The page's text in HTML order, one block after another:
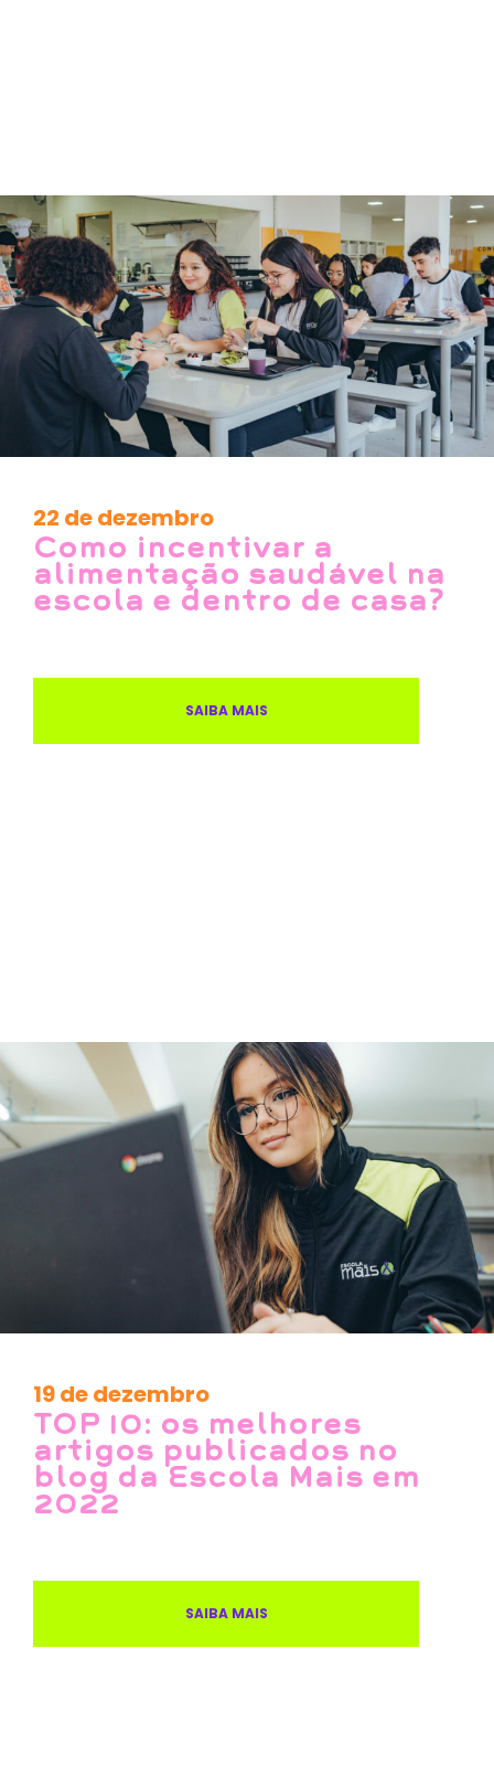
22 de dezembro
Como incentivar a
alimentação saudável na
escola e dentro de casa?
SAIBA MAIS
19 de dezembro
TOP 10: os melhores
artigos publicados no
blog da Escola Mais em
2022
SAIBA MAIS